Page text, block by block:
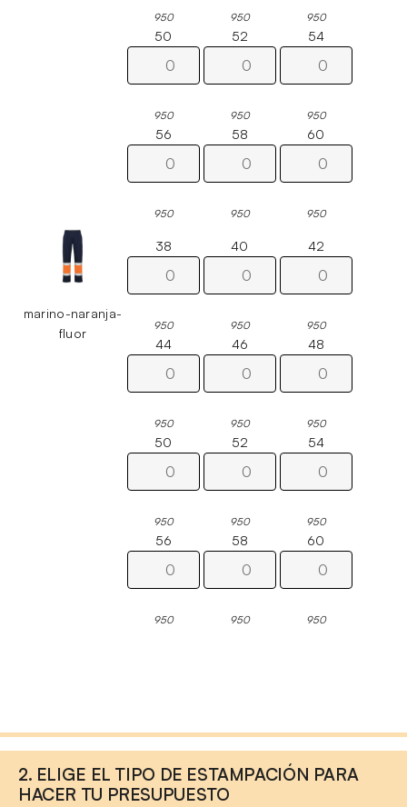
950 950 950
50
950
52
950
54
950
56
950
58
950
60
950
marino-naranja-
fluor
38
950
40
950
42
950
44
950
46
950
48
950
50
950
52
950
54
950
56
950
58
950
60
950
2. ELIGE EL TIPO DE ESTAMPACIÓN PARA
HACER TU PRESUPUESTO